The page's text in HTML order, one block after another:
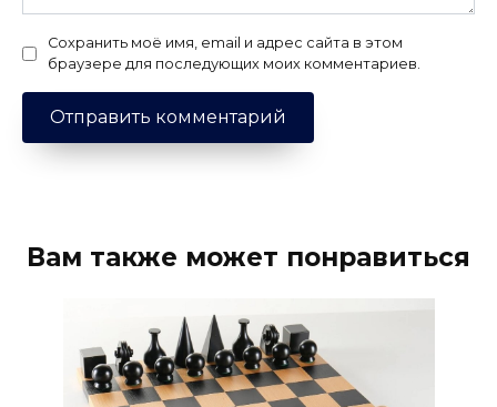
Сохранить моё имя, email и адрес сайта в этом
браузере для последующих моих комментариев.
Вам также может понравиться